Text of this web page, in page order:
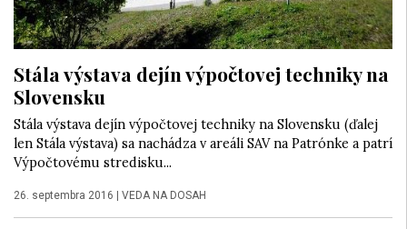
Stála výstava dejín výpočtovej techniky na
Slovensku
Stála výstava dejín výpočtovej techniky na Slovensku (ďalej
len Stála výstava) sa nachádza v areáli SAV na Patrónke a patrí
Výpočtovému stredisku...
26. septembra 2016 | VEDA NA DOSAH